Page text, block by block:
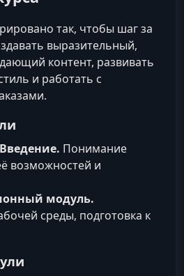
так, чтобы шаг за
выразительный,
контент, развивать
и работать с
Понимание
возможностей и
модуль.
среды, подготовка к